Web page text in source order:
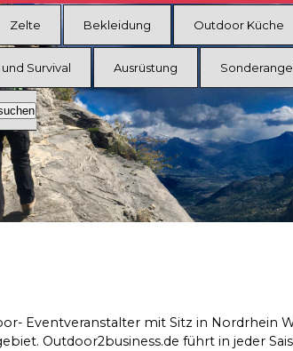
Zelte Bekleidung Outdoor Küche
Survival Ausrüstung
Eventveranstalter mit Sitz in Nordrhein
Outdoor2business.de führt in jeder